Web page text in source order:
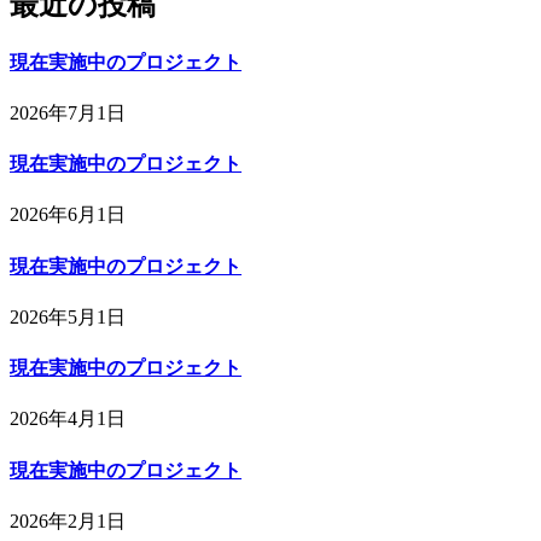
現在実施中のプロジェクト
2026年7月1日
現在実施中のプロジェクト
2026年6月1日
現在実施中のプロジェクト
2026年5月1日
現在実施中のプロジェクト
2026年4月1日
現在実施中のプロジェクト
2026年2月1日